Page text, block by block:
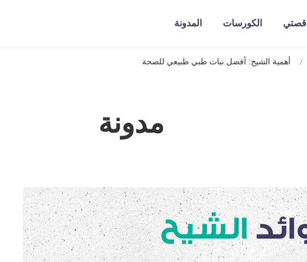
قصتي الكورسات المدونة
مدونة
أهمية الشيح: أفضل نبات طبي طبيعي للصحة